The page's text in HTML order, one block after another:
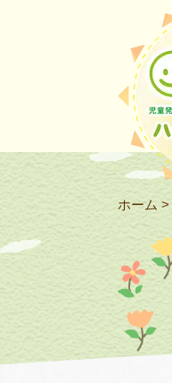
ホーム >